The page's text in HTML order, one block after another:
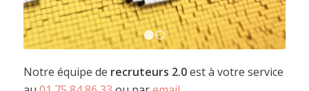
1 2
Notre équipe de recruteurs 2.0est à votre service